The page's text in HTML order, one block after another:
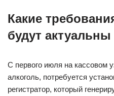
Какие
будут
С первого июля на кассовом
алкоголь, потребуется
регистратор, который